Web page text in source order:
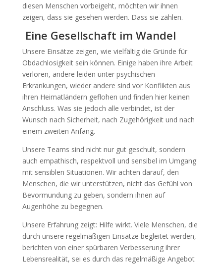
diesen Menschen vorbeigeht, möchten wir ihnen
zeigen, dass sie gesehen werden. Dass sie zählen.
Eine Gesellschaft im Wandel
Unsere Einsätze zeigen, wie vielfältig die Gründe für
Obdachlosigkeit sein können. Einige haben ihre Arbeit
verloren, andere leiden unter psychischen
Erkrankungen, wieder andere sind vor Konflikten aus
ihren Heimatländern geflohen und finden hier keinen
Anschluss. Was sie jedoch alle verbindet, ist der
Wunsch nach Sicherheit, nach Zugehörigkeit und nach
einem zweiten Anfang.
Unsere Teams sind nicht nur gut geschult, sondern
auch empathisch, respektvoll und sensibel im Umgang
mit sensiblen Situationen. Wir achten darauf, den
Menschen, die wir unterstützen, nicht das Gefühl von
Bevormundung zu geben, sondern ihnen auf
Augenhöhe zu begegnen.
Unsere Erfahrung zeigt: Hilfe wirkt. Viele Menschen, die
durch unsere regelmäßigen Einsätze begleitet werden,
berichten von einer spürbaren Verbesserung ihrer
Lebensrealität, sei es durch das regelmäßige Angebot